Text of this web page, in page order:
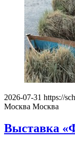
2026-07-31 https://
Москва Москва
Выставка